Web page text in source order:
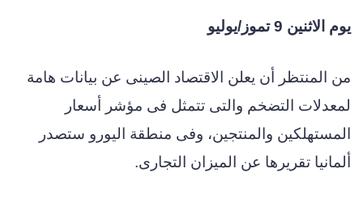
يوم الاثنين 9 تموز/يوليو
من المنتظر أن يعلن الاقتصاد الصينى عن بيانات هامة
لمعدلات التضخم والتى تتمثل فى مؤشر أسعار
المستهلكين والمنتجين، وفى منطقة اليورو ستصدر
ألمانيا تقريرها عن الميزان التجارى.